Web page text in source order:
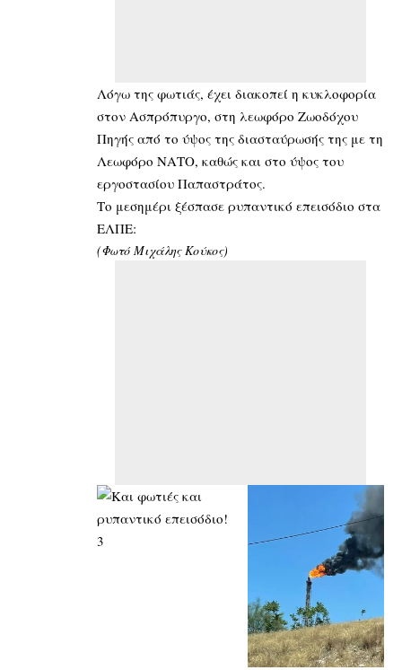
Λόγω της φωτιάς, έχει διακοπεί η κυκλοφορία
στον Ασπρόπυργο, στη λεωφόρο Ζωοδόχου
Πηγής από το ύψος της διασταύρωσής της με τη
Λεωφόρο ΝΑΤΟ, καθώς και στο ύψος του
εργοστασίου Παπαστράτος.
Το μεσημέρι ξέσπασε ρυπαντικό επεισόδιο στα
ΕΛΠΕ:
(Φωτό Μιχάλης Κούκος)